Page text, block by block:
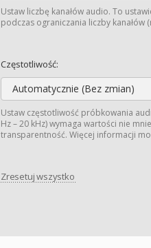
Ustaw liczbę kanałów audio. To
podczas ograniczania liczby kanałów
Częstotliwość:
Automatycznie (Bez zmian)
Ustaw częstotliwość próbkowania
Hz – 20 kHz) wymaga wartości nie
transparentność. Więcej informacji
Zresetuj wszystko